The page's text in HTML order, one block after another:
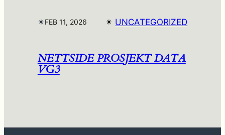
✴︎FEB 11, 2026 ✴︎ UNCATEGORIZED
NETTSIDE PROSJEKT DATA
VG3